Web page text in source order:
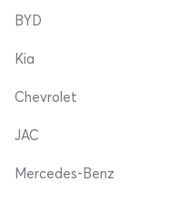
BYD
Kia
Chevrolet
JAC
Mercedes-Benz